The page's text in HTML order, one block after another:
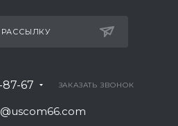
87-67 ЗАКАЗАТЬ ЗВОНОК